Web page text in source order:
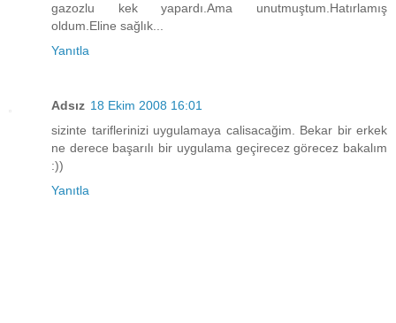
gazozlu kek yapardı.Ama unutmuştum.Hatırlamış
oldum.Eline sağlık...
Yanıtla
Adsız 18 Ekim 2008 16:01
sizinte tariflerinizi uygulamaya calisacağim. Bekar bir erkek
ne derece başarılı bir uygulama geçirecez görecez bakalım
:))
Yanıtla